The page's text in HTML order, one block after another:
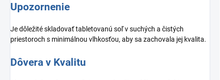
Upozornenie
Je dôležité skladovať tabletovanú soľ v suchých a čistých
priestoroch s minimálnou vlhkosťou, aby sa zachovala jej kvalita.
Dôvera v Kvalitu